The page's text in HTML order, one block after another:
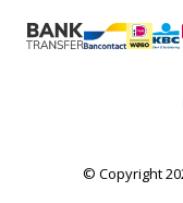
© Copyright